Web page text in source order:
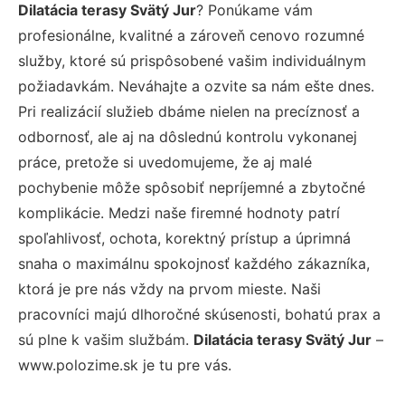
Dilatácia terasy Svätý Jur? Ponúkame vám
profesionálne, kvalitné a zároveň cenovo rozumné
služby, ktoré sú prispôsobené vašim individuálnym
požiadavkám. Neváhajte a ozvite sa nám ešte dnes.
Pri realizácií služieb dbáme nielen na precíznosť a
odbornosť, ale aj na dôslednú kontrolu vykonanej
práce, pretože si uvedomujeme, že aj malé
pochybenie môže spôsobiť nepríjemné a zbytočné
komplikácie. Medzi naše firemné hodnoty patrí
spoľahlivosť, ochota, korektný prístup a úprimná
snaha o maximálnu spokojnosť každého zákazníka,
ktorá je pre nás vždy na prvom mieste. Naši
pracovníci majú dlhoročné skúsenosti, bohatú prax a
sú plne k vašim službám. Dilatácia terasy Svätý Jur –
www.polozime.sk je tu pre vás.